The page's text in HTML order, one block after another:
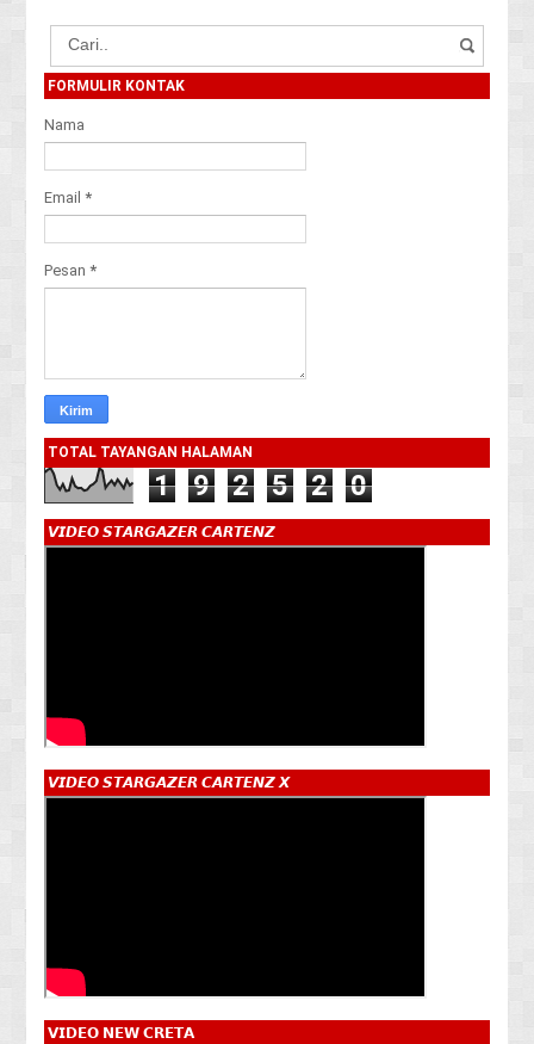
FORMULIR KONTAK
Nama
Email*
Pesan*
TOTAL TAYANGAN HALAMAN
1 9 2 5 2 0
𝙑𝙄𝘿𝙀𝙊 𝙎𝙏𝘼𝙍𝙂𝘼𝙕𝙀𝙍 𝘾𝘼𝙍𝙏𝙀𝙉𝙕
𝙑𝙄𝘿𝙀𝙊 𝙎𝙏𝘼𝙍𝙂𝘼𝙕𝙀𝙍 𝘾𝘼𝙍𝙏𝙀𝙉𝙕 𝙓
𝗩𝗜𝗗𝗘𝗢 𝗡𝗘𝗪 𝗖𝗥𝗘𝗧𝗔